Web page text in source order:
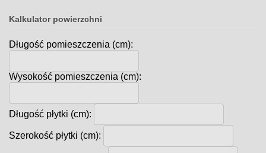
Kalkulator powierzchni
Długość pomieszczenia (cm):
Wysokość pomieszczenia (cm):
Długość płytki (cm):
Szerokość płytki (cm):